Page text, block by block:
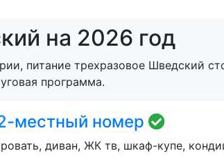
на 2026 год
питание трехразовое Шведский
программа.
местный номер
диван, ЖК тв, шкаф-купе,